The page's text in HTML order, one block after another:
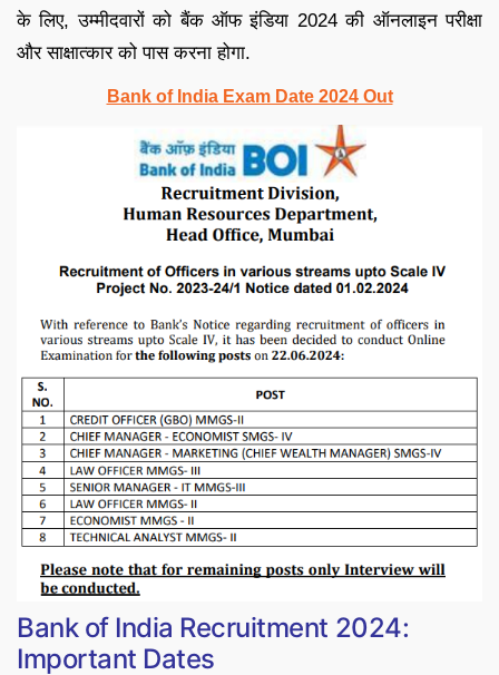
के लिए, उम्मीदवारों को बैंक ऑफ इंडिया 2024 की ऑनलाइन परीक्षा
और साक्षात्कार को पास करना होगा.
Bank of India Exam Date 2024 Out
Bank of India Recruitment 2024:
Important Dates